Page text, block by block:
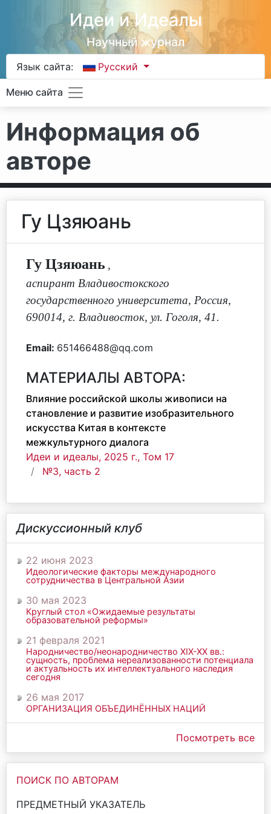
Идеи и Идеалы
Научный журнал
Язык сайта: Русский
Меню сайта
Информация об
авторе
Гу Цзяюань
Гу Цзяюань ,
аспирант Владивостокского
государственного университета, Россия,
690014, г. Владивосток, ул. Гоголя, 41.
Email: 651466488@qq.com
МАТЕРИАЛЫ АВТОРА:
Влияние российской школы живописи на
становление и развитие изобразительного
искусства Китая в контексте
межкультурного диалога
Идеи и идеалы, 2025 г., Том 17
№3, часть 2
Дискуссионный клуб
22 июня 2023
Идеологические факторы международного
сотрудничества в Центральной Азии
30 мая 2023
Круглый стол «Ожидаемые результаты
образовательной реформы»
21 февраля 2021
Народничество/неонародничество ХIХ-ХХ вв.:
сущность, проблема нереализованности потенциала
и актуальность их интеллектуального наследия
сегодня
26 мая 2017
ОРГАНИЗАЦИЯ ОБЪЕДИНЁННЫХ НАЦИЙ
Посмотреть все
ПОИСК ПО АВТОРАМ
ПРЕДМЕТНЫЙ УКАЗАТЕЛЬ